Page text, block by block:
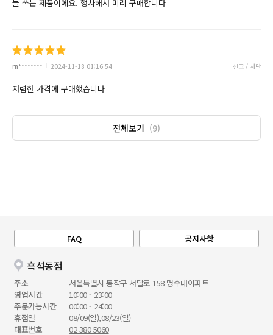
늘 쓰는 제품이에요. 행사해서 미리 구매합니다
rn******** 2024-11-18 01:16:54 신고 / 차단
저렴한 가격에 구매했습니다
전체보기 (9)
FAQ 공지사항
흑석동점
주소
서울특별시 동작구 서달로 158 명수대아파트
영업시간
10:00 - 23:00
주문가능시간
00:00 - 24:00
휴점일
08/09(일),08/23(일)
대표번호
02 380 5060